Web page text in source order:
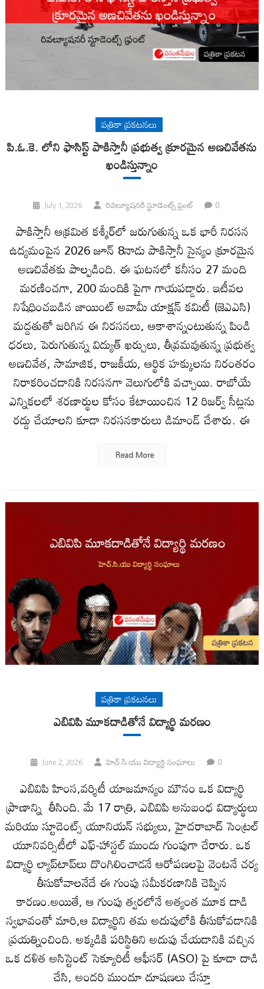
పత్రికా ప్రకటనలు
పి.ఓ.కె. లోని ఫాసిస్ట్ పాకిస్తానీ ప్రభుత్వ క్రూరమైన అణచివేతను
ఖండిస్తున్నాం
July 1, 2026 రివల్యూషనరీ స్టూడెంట్స్ ఫ్రంట్ 0
పాకిస్తానీ ఆక్రమిత కశ్మీర్‌లో జరుగుతున్న ఒక భారీ నిరసన
ఉద్యమంపైన 2026 జూన్ 8నాడు పాకిస్తానీ సైన్యం క్రూరమైన
అణచివేతకు పాల్పడింది. ఈ ఘటనలో కనీసం 27 మంది
మరణించగా, 200 మందికి పైగా గాయపడ్డారు. ఇటీవల
నిషేధించబడిన జాయింట్ అవామీ యాక్షన్ కమిటీ (జెఎఎసి)
మద్దతుతో జరిగిన ఈ నిరసనలు, ఆకాశాన్నంటుతున్న పిండి
ధరలు, పెరుగుతున్న విద్యుత్ ఖర్చులు, తీవ్రమవుతున్న ప్రభుత్వ
అణచివేత, సామాజిక, రాజకీయ, ఆర్థిక హక్కులను నిరంతరం
నిరాకరించడానికి నిరసనగా వెలుగులోకి వచ్చాయి. రాబోయే
ఎన్నికలలో శరణార్థుల కోసం కేటాయించిన 12 రిజర్వ్ సీట్లను
రద్దు చేయాలని కూడా నిరసనకారులు డిమాండ్ చేశారు. ఈ
Read More
పత్రికా ప్రకటనలు
ఎబివిపి మూకదాడితోనే విద్యార్థి మరణం
June 2, 2026 హెచ్.సి.యు విద్యార్థి సంఘాలు 0
ఎబివిపి హింస,వర్శిటీ యాజమాన్యం మౌనం ఒక విద్యార్థి
ప్రాణాన్ని తీసింది. మే 17 రాత్రి, ఎబివిపి అనుబంధ విద్యార్థులు
మరియు స్టూడెంట్స్ యూనియన్ సభ్యులు, హైదరాబాద్ సెంట్రల్
యూనివర్సిటీలో ఎఫ్-హాస్టల్ ముందు గుంపుగా చేరారు. ఒక
విద్యార్థి ల్యాప్‌టాప్‌లు దొంగిలించాడనే ఆరోపణలపై వెంటనే చర్య
తీసుకోవాలనేదే ఈ గుంపు సమీకరణానికి చెప్పిన
కారణం.అయితే, ఆ గుంపు త్వరలోనే అత్యంత మూక దాడి
స్వభావంతో మారి,ఆ విద్యార్థిని తమ అదుపులోకి తీసుకోవడానికి
ప్రయత్నించింది. అక్కడికి పరిస్థితిని అదుపు చేయడానికి వచ్చిన
ఒక దళిత అసిస్టెంట్ సెక్యూరిటీ ఆఫీసర్ (ASO) పై కూడా దాడి
చేసి, అందరి ముందూ దూషణలు చేస్తూ